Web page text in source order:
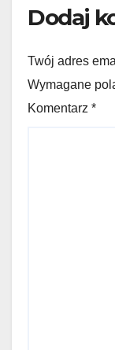
Dodaj
Twój adres
Wymagane
Komentarz *